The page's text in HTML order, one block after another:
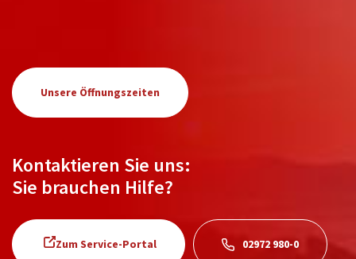
Unsere Öffnungszeiten
Kontaktieren Sie uns:
Sie brauchen Hilfe?
Zum Service-Portal 02972 980-0